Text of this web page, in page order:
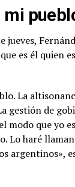
mi
jueves,
es él quien
La
gestión de
modo que yo
Lo haré
argentinos»,